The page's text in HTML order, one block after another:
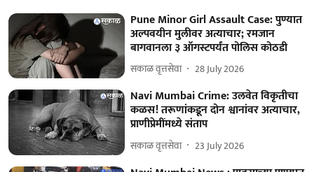
Pune Minor Girl Assault Case: पुण्यात
अल्पवयीन मुलीवर अत्याचार; रमजान
बागवानला ३ ऑगस्टपर्यंत पोलिस कोठडी
सकाळ वृत्तसेवा 28 July 2026
Navi Mumbai Crime: उलवेत विकृतीचा
कळस! तरूणांकडून दोन श्वानांवर अत्याचार,
प्राणीप्रेमींमध्ये संताप
सकाळ वृत्तसेवा 23 July 2026